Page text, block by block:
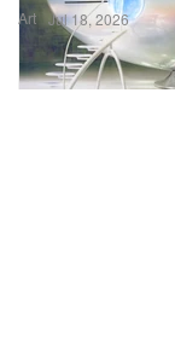
Art Jul 18, 2026